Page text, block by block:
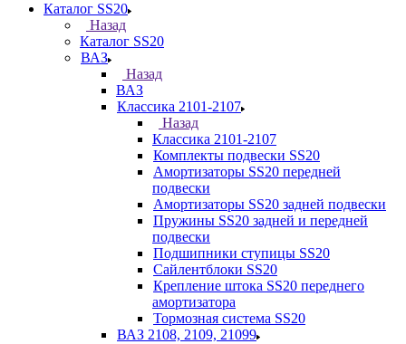
Каталог SS20
Назад
Каталог SS20
ВАЗ
Назад
ВАЗ
Классика 2101-2107
Назад
Классика 2101-2107
Комплекты подвески SS20
Амортизаторы SS20 передней
подвески
Амортизаторы SS20 задней подвески
Пружины SS20 задней и передней
подвески
Подшипники ступицы SS20
Сайлентблоки SS20
Крепление штока SS20 переднего
амортизатора
Тормозная система SS20
ВАЗ 2108, 2109, 21099